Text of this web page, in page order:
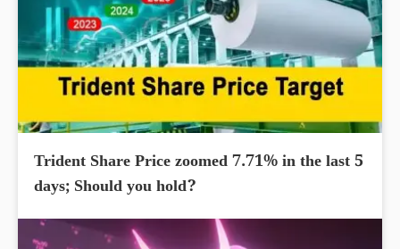
Trident Share Price zoomed 7.71% in the last 5
days; Should you hold?